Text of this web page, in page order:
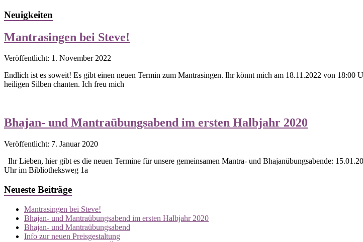
Neuigkeiten
Mantrasingen bei Steve!
Veröffentlicht: 1. November 2022
Endlich ist es soweit! Es gibt einen neuen Termin zum Mantrasingen. Ihr könnt mich am 18.11.2022 von
heiligen Silben chanten. Ich freu mich
Bhajan- und Mantraübungsabend im ersten Halbjahr 2020
Veröffentlicht: 7. Januar 2020
Ihr Lieben, hier gibt es die neuen Termine für unsere gemeinsamen Mantra- und Bhajanübungsabende:
Uhr im Bibliotheksweg 1a
Neueste Beiträge
Mantrasingen bei Steve!
Bhajan- und Mantraübungsabend im ersten Halbjahr 2020
Bhajan- und Mantraübungsabend
Info zur neuen Preisgestaltung